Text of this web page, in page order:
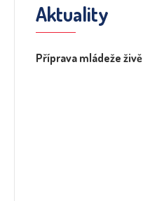
Aktuality
Příprava mládeže živě